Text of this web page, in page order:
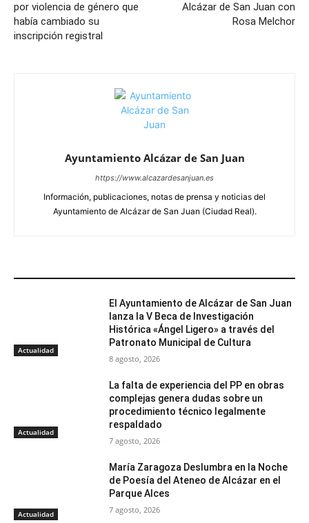
por violencia de género que
había cambiado su
inscripción registral
Alcázar de San Juan con
Rosa Melchor
Ayuntamiento Alcázar de San Juan
https://www.alcazardesanjuan.es
Información, publicaciones, notas de prensa y noticias del
Ayuntamiento de Alcázar de San Juan (Ciudad Real).
Actualidad
El Ayuntamiento de Alcázar de San Juan
lanza la V Beca de Investigación
Histórica «Ángel Ligero» a través del
Patronato Municipal de Cultura
8 agosto, 2026
Actualidad
La falta de experiencia del PP en obras
complejas genera dudas sobre un
procedimiento técnico legalmente
respaldado
7 agosto, 2026
Actualidad
María Zaragoza Deslumbra en la Noche
de Poesía del Ateneo de Alcázar en el
Parque Alces
7 agosto, 2026